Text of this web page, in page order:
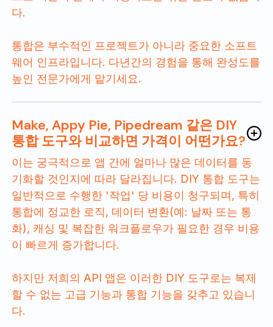
다.
통합은 부수적인 프로젝트가 아니라 중요한 소프트
웨어 인프라입니다. 다년간의 경험을 통해 완성도를
높인 전문가에게 맡기세요.
Make, Appy Pie, Pipedream 같은 DIY
통합 도구와 비교하면 가격이 어떤가요?
이는 궁극적으로 앱 간에 얼마나 많은 데이터를 동
기화할 것인지에 따라 달라집니다. DIY 통합 도구는
일반적으로 수행한 '작업' 당 비용이 청구되며, 특히
통합에 정교한 로직, 데이터 변환(예: 날짜 또는 통
화), 캐싱 및 복잡한 워크플로우가 필요한 경우 비용
이 빠르게 증가합니다.
하지만 저희의 API 앱은 이러한 DIY 도구로는 복제
할 수 없는 고급 기능과 통합 기능을 갖추고 있습니
다.